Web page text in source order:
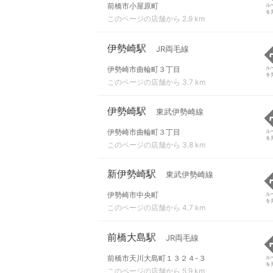
前橋市小屋原町
このページの店舗から 2.9 km
ル
を
伊勢崎駅 JR両毛線
伊勢崎市曲輪町３丁目
このページの店舗から 3.7 km
ル
を
伊勢崎駅 東武伊勢崎線
伊勢崎市曲輪町３丁目
このページの店舗から 3.8 km
ル
を
新伊勢崎駅 東武伊勢崎線
伊勢崎市中央町
このページの店舗から 4.7 km
ル
を
前橋大島駅 JR両毛線
前橋市天川大島町１３２４-３
このページの店舗から 5.9 km
ル
を